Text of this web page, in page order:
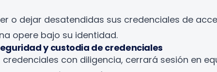
o dejar desatendidas sus credenciales de
opere bajo su identidad.
y custodia de credenciales
con diligencia, cerrará sesión en